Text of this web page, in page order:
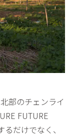
部のチェンライ
FUTURE
だけでなく、